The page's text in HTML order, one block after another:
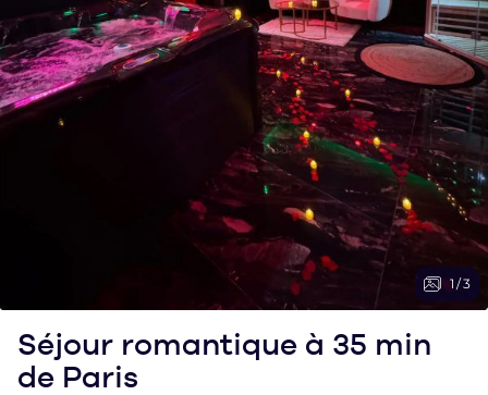
1 /3
Séjour romantique à 35 min
de Paris